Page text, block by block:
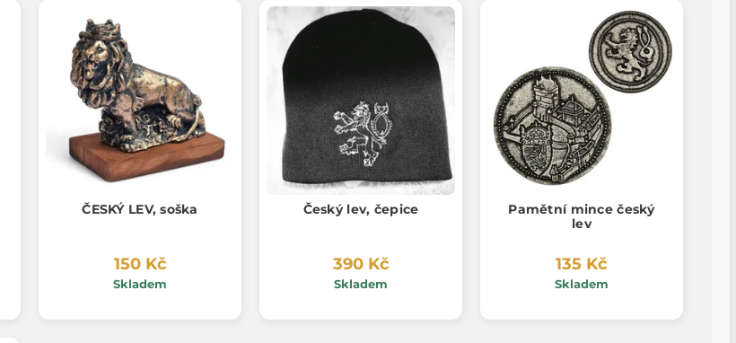
ČESKÝ LEV, soška
150 Kč
Skladem
Český lev, čepice
390 Kč
Skladem
Pamětní mince český
lev
135 Kč
Skladem